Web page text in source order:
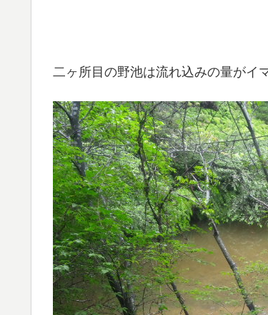
二ヶ所目の野池は流れ込みの量がイ